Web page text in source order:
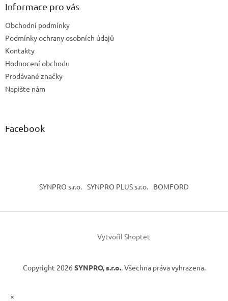
Informace pro vás
Obchodní podmínky
Podmínky ochrany osobních údajů
Kontakty
Hodnocení obchodu
Prodávané značky
Napište nám
Facebook
SYNPRO s.r.o. SYNPRO PLUS s.r.o. BOMFORD
Vytvořil Shoptet
Copyright 2026 SYNPRO, s.r.o.. Všechna práva vyhrazena.
×